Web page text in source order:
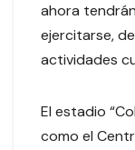
ahora
ejercitarse,
actividades
El estadio
como el